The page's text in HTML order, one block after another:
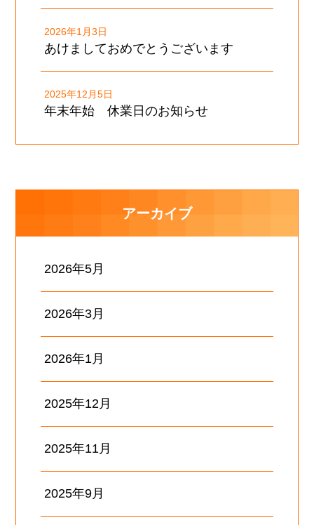
あけましておめでとうございます
2026年1月3日
年末年始 休業日のお知らせ
2025年12月5日
アーカイブ
2026年5月
2026年3月
2026年1月
2025年12月
2025年11月
2025年9月